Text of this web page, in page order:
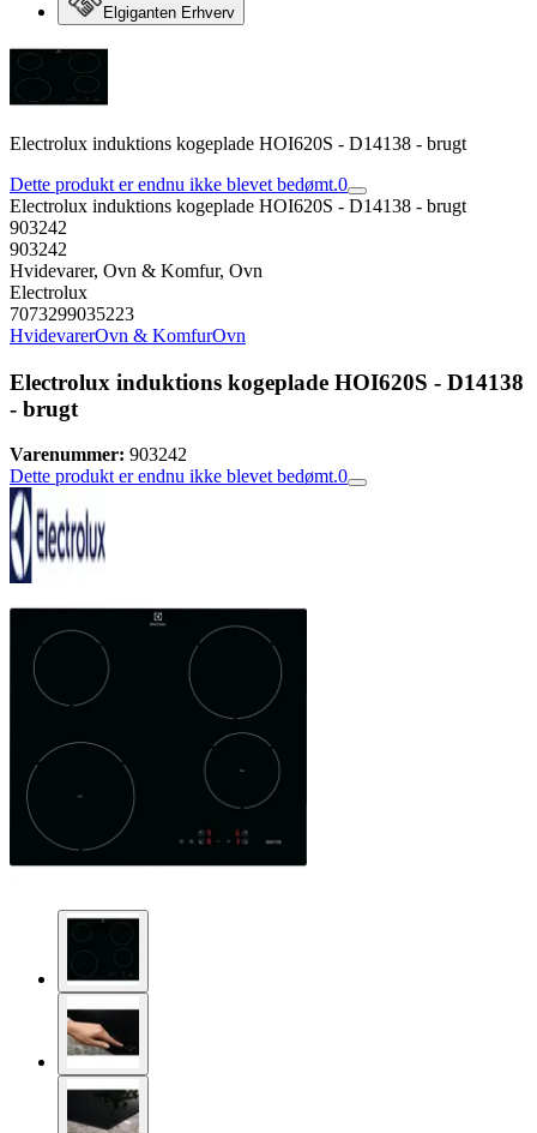
Elgiganten Erhverv
Electrolux induktions kogeplade HOI620S - D14138 - brugt
Dette produkt er endnu ikke blevet bedømt.0
Electrolux induktions kogeplade HOI620S - D14138 - brugt
903242
903242
Hvidevarer, Ovn & Komfur, Ovn
Electrolux
7073299035223
HvidevarerOvn & KomfurOvn
Electrolux induktions kogeplade HOI620S - D14138
- brugt
Varenummer: 903242
Dette produkt er endnu ikke blevet bedømt.0